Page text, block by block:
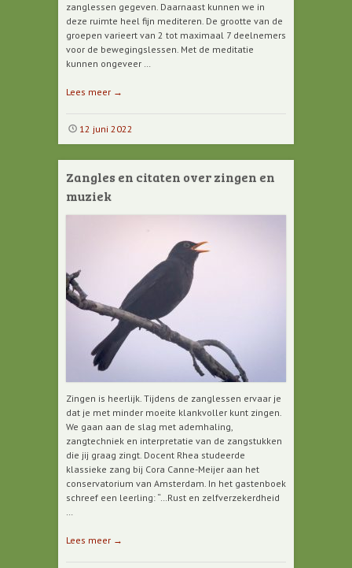
zanglessen gegeven. Daarnaast kunnen we in
deze ruimte heel fijn mediteren. De grootte van de
groepen varieert van 2 tot maximaal 7 deelnemers
voor de bewegingslessen. Met de meditatie
kunnen ongeveer …
Lees meer →
12 juni 2022
Zangles en citaten over zingen en
muziek
Zingen is heerlijk. Tijdens de zanglessen ervaar je
dat je met minder moeite klankvoller kunt zingen.
We gaan aan de slag met ademhaling,
zangtechniek en interpretatie van de zangstukken
die jij graag zingt. Docent Rhea studeerde
klassieke zang bij Cora Canne-Meijer aan het
conservatorium van Amsterdam. In het gastenboek
schreef een leerling: “…Rust en zelfverzekerdheid
…
Lees meer →